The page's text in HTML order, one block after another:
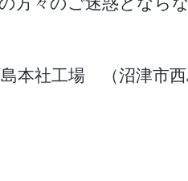
本社工場 （沼津市